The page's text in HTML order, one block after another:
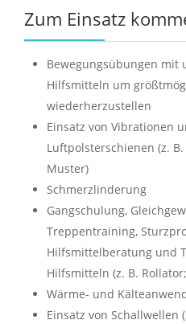
Zum Einsatz
Bewegungsübungen mit
Hilfsmitteln um
wiederherzustellen
Einsatz von Vibrationen
Luftpolsterschienen (z.
Muster)
Schmerzlinderung
Gangschulung,
Treppentraining,
Hilfsmittelberatung und
Hilfsmitteln (z. B.
Wärme- und
Einsatz von Schallwellen